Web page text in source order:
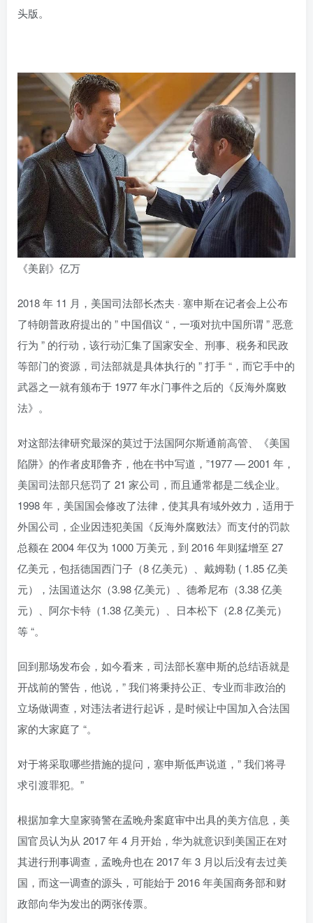
头版。
《美剧》亿万
2018 年 11 月，美国司法部长杰夫 · 塞申斯在记者会上公布
了特朗普政府提出的 ” 中国倡议 “，一项对抗中国所谓 ” 恶意
行为 ” 的行动，该行动汇集了国家安全、刑事、税务和民政
等部门的资源，司法部就是具体执行的 ” 打手 “，而它手中的
武器之一就有颁布于 1977 年水门事件之后的《反海外腐败
法》。
对这部法律研究最深的莫过于法国阿尔斯通前高管、《美国
陷阱》的作者皮耶鲁齐，他在书中写道，”1977 — 2001 年，
美国司法部只惩罚了 21 家公司，而且通常都是二线企业。
1998 年，美国国会修改了法律，使其具有域外效力，适用于
外国公司，企业因违犯美国《反海外腐败法》而支付的罚款
总额在 2004 年仅为 1000 万美元，到 2016 年则猛增至 27
亿美元，包括德国西门子（8 亿美元）、戴姆勒 ( 1.85 亿美
元），法国道达尔（3.98 亿美元）、德希尼布（3.38 亿美
元）、阿尔卡特（1.38 亿美元）、日本松下（2.8 亿美元）
等 “。
回到那场发布会，如今看来，司法部长塞申斯的总结语就是
开战前的警告，他说，” 我们将秉持公正、专业而非政治的
立场做调查，对违法者进行起诉，是时候让中国加入合法国
家的大家庭了 “。
对于将采取哪些措施的提问，塞申斯低声说道，” 我们将寻
求引渡罪犯。”
根据加拿大皇家骑警在孟晚舟案庭审中出具的美方信息，美
国官员认为从 2017 年 4 月开始，华为就意识到美国正在对
其进行刑事调查，孟晚舟也在 2017 年 3 月以后没有去过美
国，而这一调查的源头，可能始于 2016 年美国商务部和财
政部向华为发出的两张传票。